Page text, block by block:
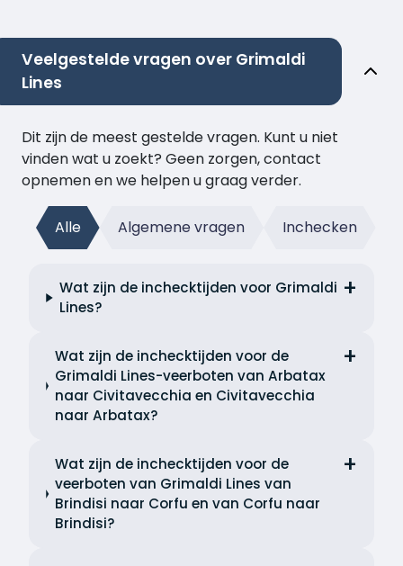
Veelgestelde vragen over Grimaldi
Lines
Dit zijn de meest gestelde vragen. Kunt u niet
vinden wat u zoekt? Geen zorgen, contact
opnemen en we helpen u graag verder.
Alle Algemene vragen Inchecken
Wat zijn de inchecktijden voor Grimaldi
Lines?
Wat zijn de inchecktijden voor de
Grimaldi Lines-veerboten van Arbatax
naar Civitavecchia en Civitavecchia
naar Arbatax?
Wat zijn de inchecktijden voor de
veerboten van Grimaldi Lines van
Brindisi naar Corfu en van Corfu naar
Brindisi?